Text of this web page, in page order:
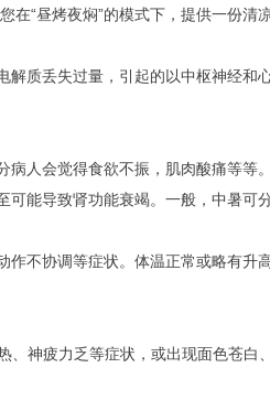
“昼烤夜焖”的模式下，提供一份清凉
质丢失过量，引起的以中枢神经和
人会觉得食欲不振，肌肉酸痛等等
能导致肾功能衰竭。一般，中暑可
不协调等症状。体温正常或略有升
神疲力乏等症状，或出现面色苍白